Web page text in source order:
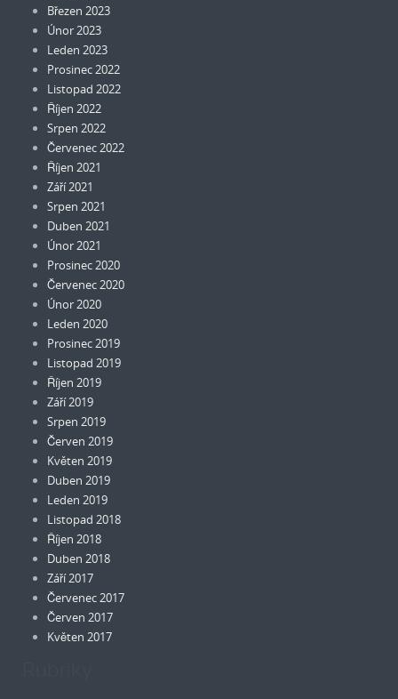
Březen 2023
Únor 2023
Leden 2023
Prosinec 2022
Listopad 2022
Říjen 2022
Srpen 2022
Červenec 2022
Říjen 2021
Září 2021
Srpen 2021
Duben 2021
Únor 2021
Prosinec 2020
Červenec 2020
Únor 2020
Leden 2020
Prosinec 2019
Listopad 2019
Říjen 2019
Září 2019
Srpen 2019
Červen 2019
Květen 2019
Duben 2019
Leden 2019
Listopad 2018
Říjen 2018
Duben 2018
Září 2017
Červenec 2017
Červen 2017
Květen 2017